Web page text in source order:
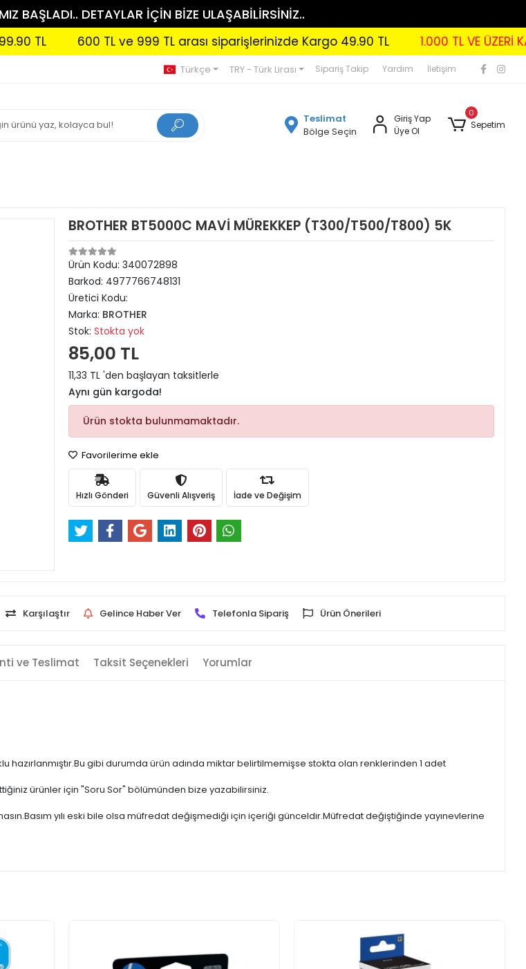
BAŞLADI.. DETAYLAR İÇİN BİZE ULAŞABİLİRSİNİZ..
600 TL ve 999 TL arası siparişlerinizde Kargo 49.90 TL 1.000 TL VE ÜZERİ KARGO
Türkçe TRY - Türk Lirası Sipariş Takip Yardım İletişim
Teslimat
Bölge Seçin
Giriş Yap
Üye Ol
0
Sepetim
BROTHER BT5000C MAVİ MÜREKKEP (T300/T500/T800) 5K
Ürün Kodu: 340072898
Barkod: 4977766748131
Üretici Kodu:
Marka: BROTHER
Stok: Stokta yok
85,00 TL
11,33 TL 'den başlayan taksitlerle
Aynı gün kargoda!
Ürün stokta bulunmamaktadır.
Favorilerime ekle
Hızlı Gönderi Güvenli Alışveriş İade ve Değişim
Karşılaştır Gelince Haber Ver Telefonla Sipariş Ürün Önerileri
ve Teslimat Taksit Seçenekleri Yorumlar
hazırlanmıştır.Bu gibi durumda ürün adında miktar belirtilmemişse stokta olan renklerinden 1 adet
ürünler için "Soru Sor" bölümünden bize yazabilirsiniz.
yılı eski bile olsa müfredat değişmediği için içeriği günceldir.Müfredat değiştiğinde yayınevlerine